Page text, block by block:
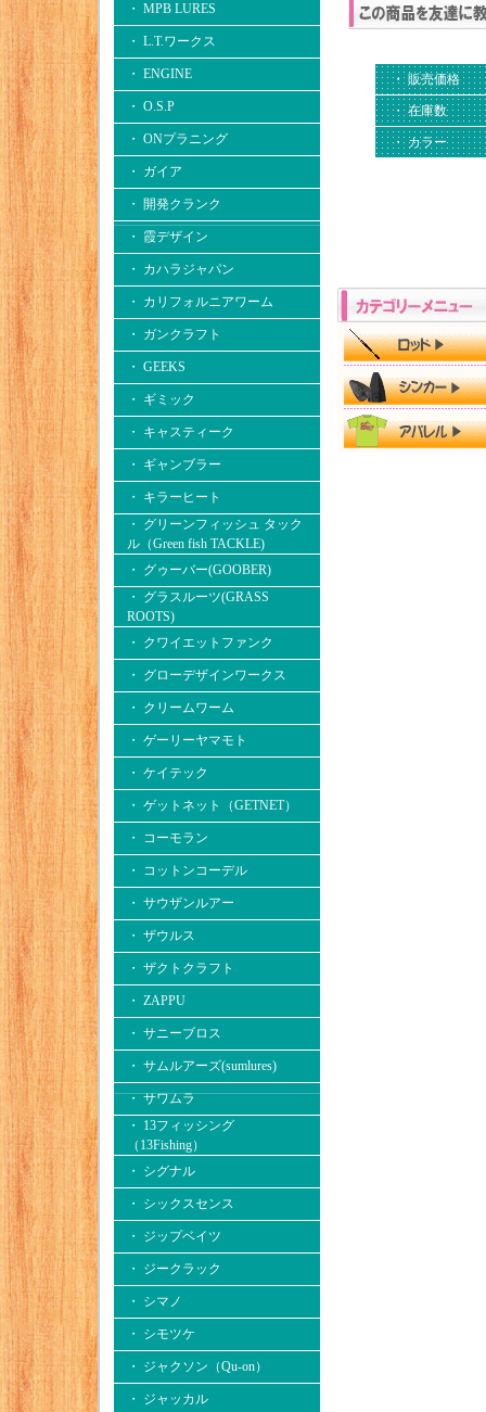
・ MPB LURES
・ L.T.ワークス
・ ENGINE
・ O.S.P
・ ONプラニング
・ ガイア
・ 開発クランク
・ 霞デザイン
・ カハラジャパン
・ カリフォルニアワーム
・ ガンクラフト
・ GEEKS
・ ギミック
・ キャスティーク
・ ギャンブラー
・ キラーヒート
・ グリーンフィッシュ タック
ル（Green fish TACKLE)
・ グゥーバー(GOOBER)
・ グラスルーツ(GRASS
ROOTS)
・ クワイエットファンク
・ グローデザインワークス
・ クリームワーム
・ ゲーリーヤマモト
・ ケイテック
・ ゲットネット（GETNET）
・ コーモラン
・ コットンコーデル
・ サウザンルアー
・ ザウルス
・ ザクトクラフト
・ ZAPPU
・ サニーブロス
・ サムルアーズ(sumlures)
・ サワムラ
・ 13フィッシング
（13Fishing）
・ シグナル
・ シックスセンス
・ ジップベイツ
・ ジークラック
・ シマノ
・ シモツケ
・ ジャクソン（Qu-on）
・ ジャッカル
・ 販売価格
・ 在庫数
・ カラー